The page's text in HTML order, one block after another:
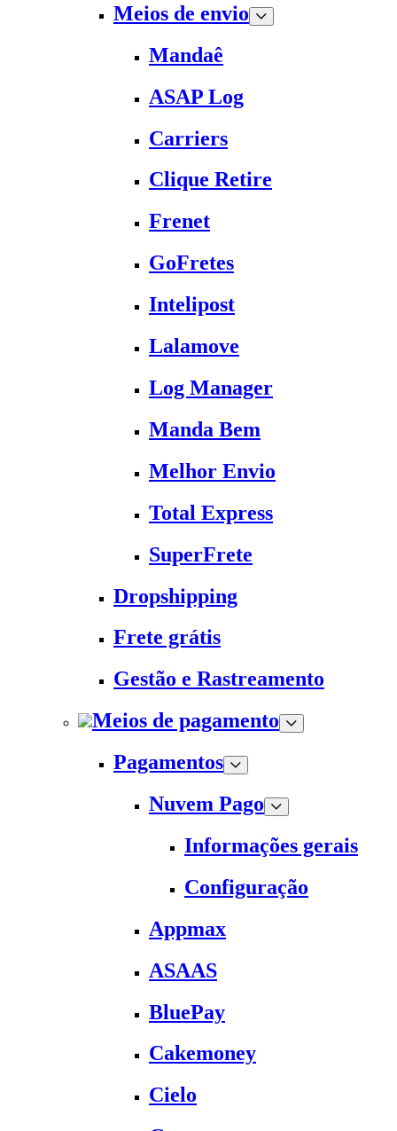
Meios de envio
Mandaê
ASAP Log
Carriers
Clique Retire
Frenet
GoFretes
Intelipost
Lalamove
Log Manager
Manda Bem
Melhor Envio
Total Express
SuperFrete
Dropshipping
Frete grátis
Gestão e Rastreamento
Meios de pagamento
Pagamentos
Nuvem Pago
Informações gerais
Configuração
Appmax
ASAAS
BluePay
Cakemoney
Cielo